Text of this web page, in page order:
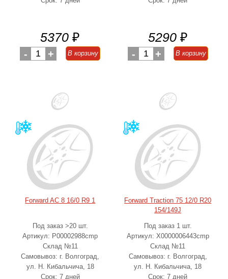
5370 ₽
- 1 + В корзину
5290 ₽
- 1 + В корзину
Forward AC 8 16/0 R9 1
Под заказ >20 шт.
Артикул: Р00002988cmp
Склад №11
Самовывоз: г. Волгоград,
ул. Н. Кибальчича, 18
Срок: 7 дней
Forward Traction 75 12/0 R20
154/149J
Под заказ 1 шт.
Артикул: Х0000006443cmp
Склад №11
Самовывоз: г. Волгоград,
ул. Н. Кибальчича, 18
Срок: 7 дней